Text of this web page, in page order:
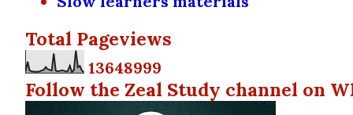
Total Pageviews
13648999
Follow the Zeal Study channel on